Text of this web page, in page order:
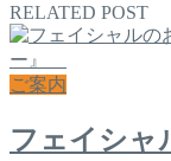
RELATED POST
ご案内
フェイシャ